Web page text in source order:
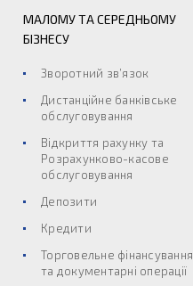
МАЛОМУ ТА СЕРЕДНЬОМУ
БІЗНЕСУ
Зворотний зв’язок
Дистанційне банківське
обслуговування
Відкриття рахунку та
Розрахунково-касове
обслуговування
Депозити
Кредити
Торговельне фінансування
та документарні операції